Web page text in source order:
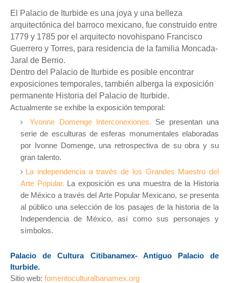
El Palacio de Iturbide es una joya y una belleza
arquitectónica del barroco mexicano, fue construido entre
1779 y 1785 por el arquitecto novohispano Francisco
Guerrero y Torres, para residencia de la familia Moncada-
Jaral de Berrio.
Dentro del Palacio de Iturbide es posible encontrar
exposiciones temporales, también alberga la exposición
permanente Historia del Palacio de Iturbide.
Actualmente se exhibe la exposición temporal:
Yvonne Domenge Interconexiones. Se presentan una
serie de esculturas de esferas monumentales elaboradas
por Ivonne Domenge, una retrospectiva de su obra y su
gran talento.
La independencia a través de los Grandes Maestro del
Arte Popular. La exposición es una muestra de la Historia
de México a través del Arte Popular Mexicano, se presenta
al público una selección de los pasajes de la historia de la
Independencia de México, así como sus personajes y
símbolos.
Palacio de Cultura Citibanamex- Antiguo Palacio de
Iturbide.
Sitio web: fomentoculturalbanamex.org